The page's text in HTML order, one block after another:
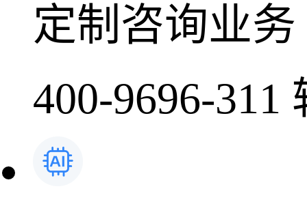
定制咨询业务
400-9696-311